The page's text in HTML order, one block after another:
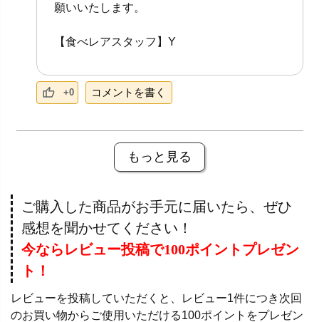
願いいたします。
【食べレアスタッフ】Y
+0 コメントを書く
もっと見る
ご購入した商品がお手元に届いたら、ぜひ
感想を聞かせてください！
今ならレビュー投稿で100ポイントプレゼン
ト！
レビューを投稿していただくと、レビュー1件につき次回
のお買い物からご使用いただける100ポイントをプレゼン